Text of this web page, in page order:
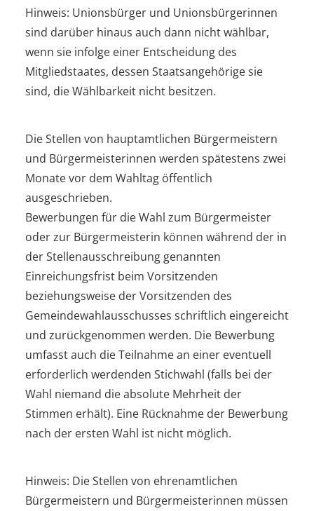
Hinweis: Unionsbürger und Unionsbürgerinnen
sind darüber hinaus auch dann nicht wählbar,
wenn sie infolge einer Entscheidung des
Mitgliedstaates, dessen Staatsangehörige sie
sind, die Wählbarkeit nicht besitzen.
Die Stellen von hauptamtlichen Bürgermeistern
und Bürgermeisterinnen werden spätestens zwei
Monate vor dem Wahltag öffentlich
ausgeschrieben.
Bewerbungen für die Wahl zum Bürgermeister
oder zur Bürgermeisterin können während der in
der Stellenausschreibung genannten
Einreichungsfrist beim Vorsitzenden
beziehungsweise der Vorsitzenden des
Gemeindewahlausschusses schriftlich eingereicht
und zurückgenommen werden. Die Bewerbung
umfasst auch die Teilnahme an einer eventuell
erforderlich werdenden Stichwahl (falls bei der
Wahl niemand die absolute Mehrheit der
Stimmen erhält). Eine Rücknahme der Bewerbung
nach der ersten Wahl ist nicht möglich.
Hinweis: Die Stellen von ehrenamtlichen
Bürgermeistern und Bürgermeisterinnen müssen